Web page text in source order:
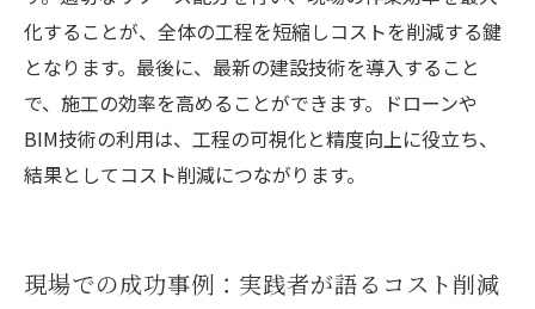
化することが、全体の工程を短縮しコストを削減する鍵
となります。最後に、最新の建設技術を導入すること
で、施工の効率を高めることができます。ドローンや
BIM技術の利用は、工程の可視化と精度向上に役立ち、
結果としてコスト削減につながります。
現場での成功事例：実践者が語るコスト削減